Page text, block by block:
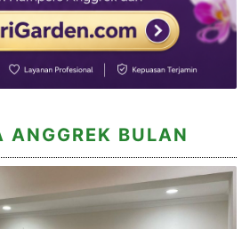
ANGGREK BULAN